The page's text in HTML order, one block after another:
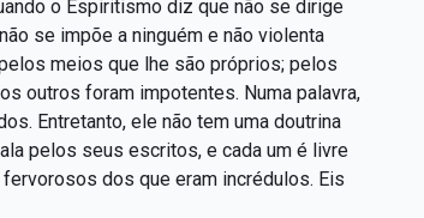
o Espiritismo diz que não se dirige
se impõe a ninguém e não violenta
meios que lhe são próprios; pelos
outros foram impotentes. Numa palavra,
Entretanto, ele não tem uma doutrina
pelos seus escritos, e cada um é livre
dos que eram incrédulos. Eis